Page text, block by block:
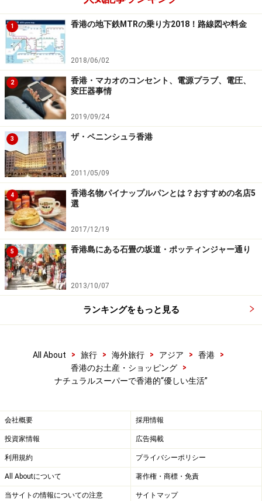
1 香港の地下鉄MTRの乗り方2018！路線図や料金
2018/06/02
2
香港・マカオのコンセント、電源プラブ、電圧、
変圧器事情
2019/09/24
3 ザ・ペニンシュラ香港
2011/05/09
4
香港名物パイナップルパンとは？おすすめの名店5
選
2017/12/19
5 香港島にある石畳の坂道・ポッティンジャー通り
2013/10/07
ランキングをもっと見る
All About > 旅行 > 海外旅行 > アジア > 香港
>
香港のお土産・ショッピング
>
ナチュラルスーパーで香港的“優しい生活”
会社概要 採用情報
投資家情報 広告掲載
利用規約 プライバシーポリシー
All Aboutについて 著作権・商標・免責
当サイトの情報についての注意 サイトマップ